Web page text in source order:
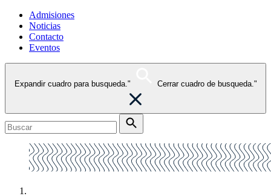
Admisiones
Noticias
Contacto
Eventos
Expandir cuadro para busqueda." Cerrar cuadro de busqueda."